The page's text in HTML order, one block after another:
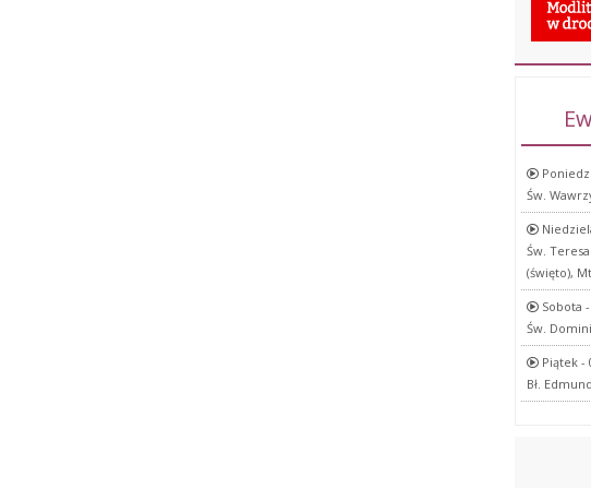
Św.
Św.
(święto),
Sobota
Św.
Piątek -
Bł.